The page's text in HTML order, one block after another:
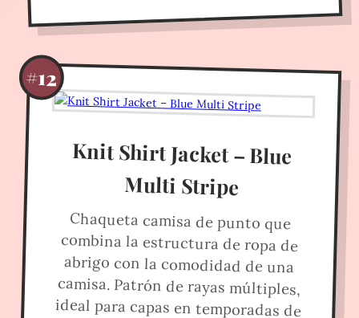
#12
Knit Shirt Jacket – Blue
Multi Stripe
Chaqueta camisa de punto que
combina la estructura de ropa de
abrigo con la comodidad de una
camisa. Patrón de rayas múltiples,
ideal para capas en temporadas de